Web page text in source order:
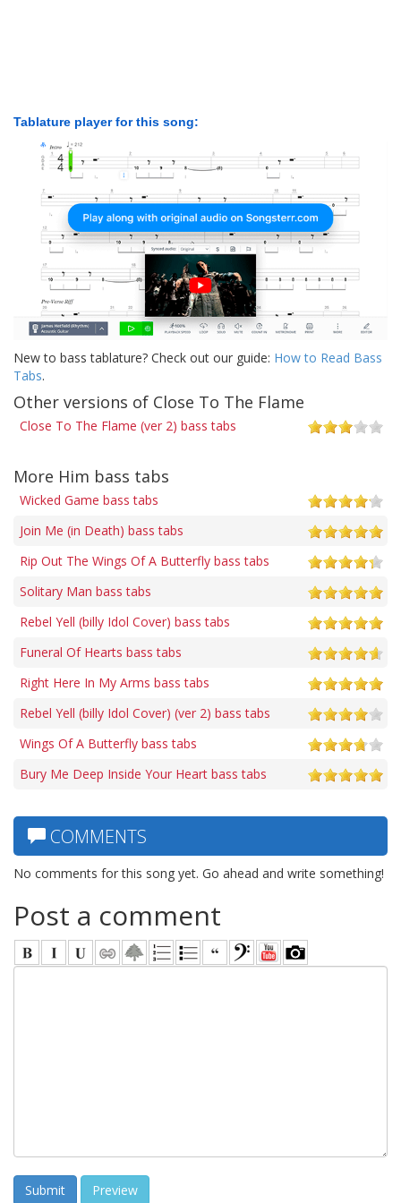
Tablature player for this song:
New to bass tablature? Check out our guide: How to Read Bass
Tabs.
Other versions of Close To The Flame
Close To The Flame (ver 2) bass tabs
More Him bass tabs
Wicked Game bass tabs
Join Me (in Death) bass tabs
Rip Out The Wings Of A Butterfly bass tabs
Solitary Man bass tabs
Rebel Yell (billy Idol Cover) bass tabs
Funeral Of Hearts bass tabs
Right Here In My Arms bass tabs
Rebel Yell (billy Idol Cover) (ver 2) bass tabs
Wings Of A Butterfly bass tabs
Bury Me Deep Inside Your Heart bass tabs
COMMENTS
No comments for this song yet. Go ahead and write something!
Post a comment